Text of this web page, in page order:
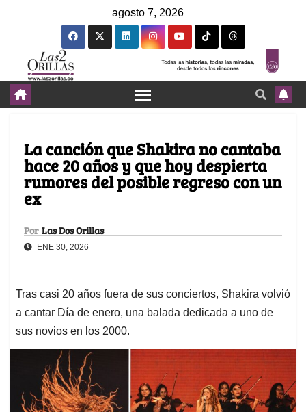
agosto 7, 2026
La canción que Shakira no cantaba
hace 20 años y que hoy despierta
rumores del posible regreso con un
ex
Por Las Dos Orillas
ENE 30, 2026
Tras casi 20 años fuera de sus conciertos, Shakira volvió
a cantar Día de enero, una balada dedicada a uno de
sus novios en los 2000.